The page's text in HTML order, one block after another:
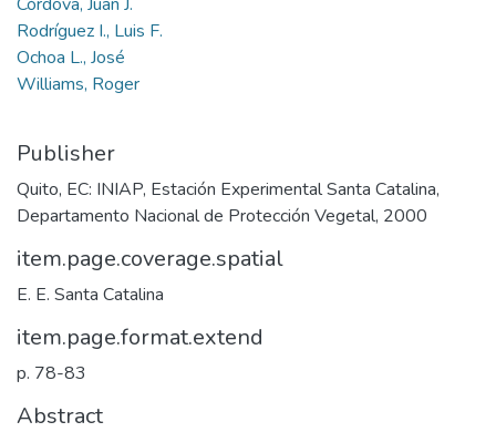
Rodríguez I., Luis F.
Ochoa L., José
Williams, Roger
Publisher
Quito, EC: INIAP, Estación Experimental Santa Catalina,
Departamento Nacional de Protección Vegetal, 2000
item.page.coverage.spatial
E. E. Santa Catalina
item.page.format.extend
p. 78-83
Abstract